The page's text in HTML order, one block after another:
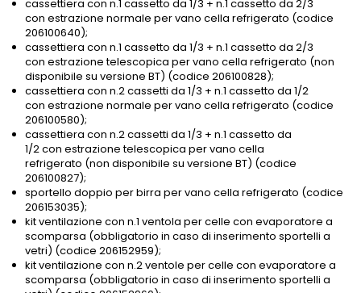
cassettiera con n.1 cassetto da 1/3 + n.1 cassetto da 2/3
con estrazione normale per vano cella refrigerato (codice
206100640);
cassettiera con n.1 cassetto da 1/3 + n.1 cassetto da 2/3
con estrazione telescopica per vano cella refrigerato (non
disponibile su versione BT) (codice 206100828);
cassettiera con n.2 cassetti da 1/3 + n.1 cassetto da 1/2
con estrazione normale per vano cella refrigerato (codice
206100580);
cassettiera con n.2 cassetti da 1/3 + n.1 cassetto da
1/2 con estrazione telescopica per vano cella
refrigerato (non disponibile su versione BT) (codice
206100827);
sportello doppio per birra per vano cella refrigerato (codice
206153035);
kit ventilazione con n.1 ventola per celle con evaporatore a
scomparsa (obbligatorio in caso di inserimento sportelli a
vetri) (codice 206152959);
kit ventilazione con n.2 ventole per celle con evaporatore a
scomparsa (obbligatorio in caso di inserimento sportelli a